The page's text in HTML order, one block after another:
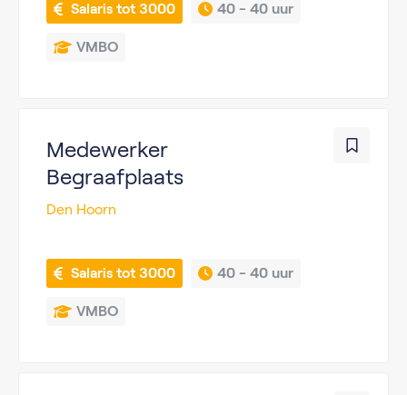
Salaris tot 3000 40 - 40 uur
VMBO
Medewerker
Begraafplaats
Den Hoorn
Salaris tot 3000 40 - 40 uur
VMBO